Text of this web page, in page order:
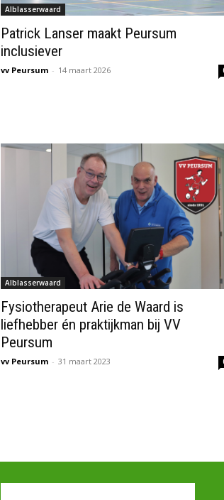
Alblasserwaard
Patrick Lanser maakt Peursum
inclusiever
vv Peursum - 14 maart 2026
Alblasserwaard
Fysiotherapeut Arie de Waard is
liefhebber én praktijkman bij VV
Peursum
vv Peursum - 31 maart 2023